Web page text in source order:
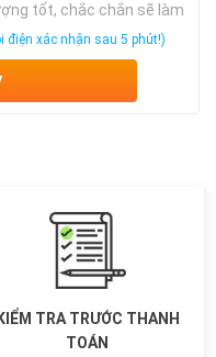
tốt, chắc chắn sẽ làm
tính nào. Chậu gỗ thông
cảnh …
xác nhận sau 5 phút!)
KIỂM TRA TRƯỚC THANH
TOÁN